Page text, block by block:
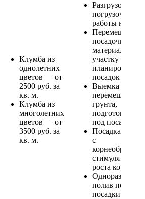
Клумба из
однолетних
цветов — от
2500 руб. за
кв. м.
Клумба из
многолетних
цветов — от
3500 руб. за
кв. м.
Разгрузо-
погрузочные
работы на
Перемещение
посадочного
материала по
участку и
планирование
посадок
Выемка и
перемещение
грунта,
подготовка
под посадку
Посадка
с
стимулятором
роста корней
Одноразовый
полив после
посадки